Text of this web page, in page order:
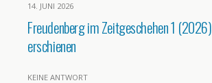
14. JUNI 2026
Freudenberg im Zeitgeschehen 1 (2026)
erschienen
KEINE ANTWORT